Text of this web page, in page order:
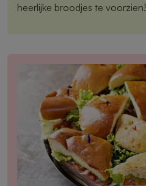
heerlijke broodjes te voorzien!